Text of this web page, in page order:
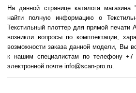
На данной странице каталога
найти полную информацию о
Текстильный плоттер для прямой печати
возникли вопросы по комплектации,
возможности заказа данной модели, Вы
к нашим специалистам по телефону +7
электронной почте info@scan-pro.ru.